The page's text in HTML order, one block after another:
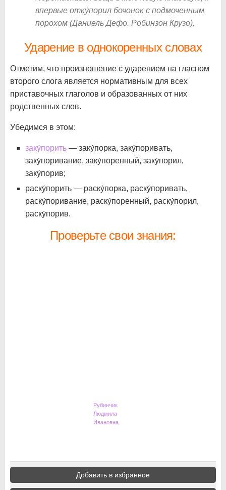
впервые отку́порил бочонок с подмоченным
порохом (Даниель Дефо. Робинзон Крузо).
Ударение в однокоренных словах
Отметим, что произношение с ударением на гласном
второго слога является нормативным для всех
приставочных глаголов и образованных от них
родственных слов.
Убедимся в этом:
заку́порить — заку́порка, заку́поривать,
заку́поривание, заку́поренный, заку́порил,
заку́порив;
раску́порить — раску́порка, раску́поривать,
раску́поривание, раску́поренный, раску́порил,
раску́порив.
Проверьте свои знания:
Рубинчик
Людмила
Ивановна
Добавить в избранное